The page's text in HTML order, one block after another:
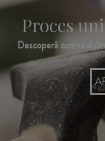
Proces
Descoperă cum